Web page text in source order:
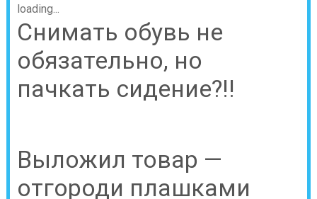
loading...
Снимать обувь не
обязательно, но
пачкать сидение?!!
Выложил товар —
отгороди плашками